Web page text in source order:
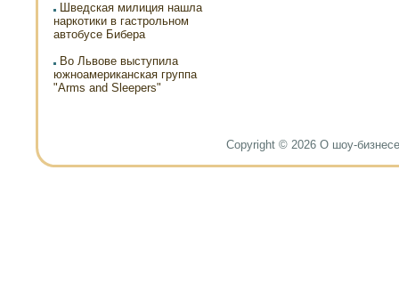
Шведская милиция нашла
наркотики в гастрольном
автобусе Бибера
Во Львове выступила
южноамериканская группа
"Arms and Sleepers"
Copyright © 2026 О шоу-